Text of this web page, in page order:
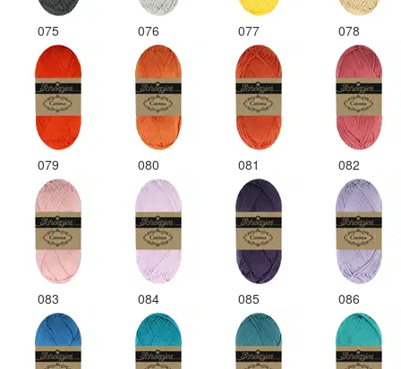
075 076 077 078
079 080 081 082
083 084 085 086